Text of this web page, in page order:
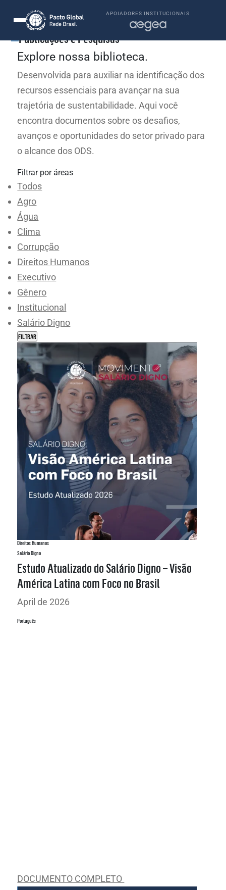
APOIADORES INSTITUCIONAIS
Publicações e Pesquisas
Explore nossa biblioteca.​
Desenvolvida para auxiliar na identificação dos
recursos essenciais para avançar na sua
trajetória de sustentabilidade. Aqui você
encontra documentos sobre os desafios,
avanços e oportunidades do setor privado para
o alcance dos ODS.
Filtrar por áreas
Todos
Agro
Água
Clima
Corrupção
Direitos Humanos
Executivo
Gênero
Institucional
Salário Digno
FILTRAR
Direitos Humanos
Salário Digno
Estudo Atualizado do Salário Digno – Visão
América Latina com Foco no Brasil
April de 2026
Português
DOCUMENTO COMPLETO